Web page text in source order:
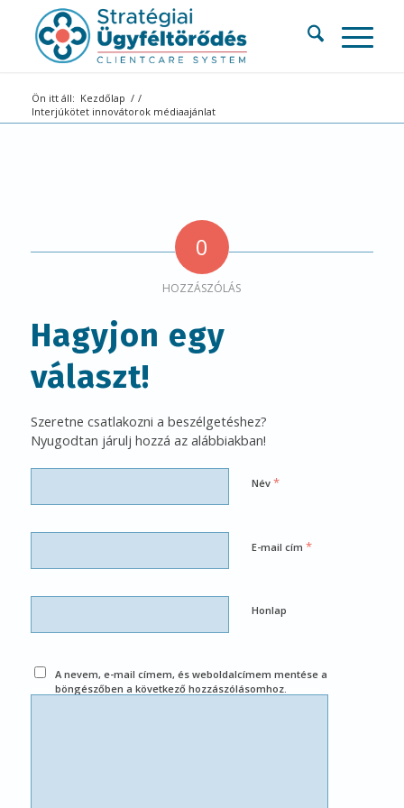
Ön itt áll: Kezdőlap / /
Interjúkötet innovátorok médiaajánlat
0
HOZZÁSZÓLÁS
Hagyjon egy
választ!
Szeretne csatlakozni a beszélgetéshez?
Nyugodtan járulj hozzá az alábbiakban!
Név *
E-mail cím *
Honlap
A nevem, e-mail címem, és weboldalcímem mentése a
böngészőben a következő hozzászólásomhoz.